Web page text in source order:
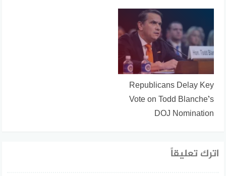
Republicans Delay Key
Vote on Todd Blanche’s
DOJ Nomination
اترك تعليقاً